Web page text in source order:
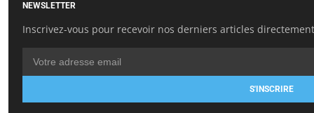
NEWSLETTER
Inscrivez-vous pour recevoir nos derniers articles
S'INSCRIRE